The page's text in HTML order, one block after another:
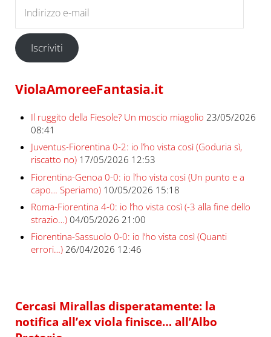
Iscriviti
ViolaAmoreeFantasia.it
Il ruggito della Fiesole? Un moscio miagolio 23/05/2026
08:41
Juventus-Fiorentina 0-2: io l’ho vista così (Goduria sì,
riscatto no) 17/05/2026 12:53
Fiorentina-Genoa 0-0: io l’ho vista così (Un punto e a
capo… Speriamo) 10/05/2026 15:18
Roma-Fiorentina 4-0: io l’ho vista così (-3 alla fine dello
strazio…) 04/05/2026 21:00
Fiorentina-Sassuolo 0-0: io l’ho vista così (Quanti
errori…) 26/04/2026 12:46
Cercasi Mirallas disperatamente: la
notifica all’ex viola finisce… all’Albo